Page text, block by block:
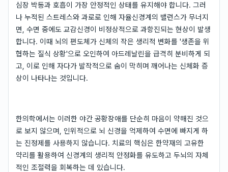
심장 박동과 호흡이 가장 안정적인 상태를 유지해야 합니다. 그러
나 누적된 스트레스와 과로로 인해 자율신경계의 밸런스가 무너지
면, 수면 중에도 교감신경이 비정상적으로 과항진되는 현상이 발생
합니다. 이때 뇌의 편도체가 신체의 작은 생리적 변화를 '생존을 위
협하는 질식 상황'으로 오인하여 아드레날린을 급격히 분비하게 되
고, 이로 인해 자다가 발작적으로 숨이 막히며 깨어나는 신체화 증
상이 나타나는 것입니다.
한의학에서는 이러한 야간 공황장애를 단순히 마음이 약해진 것으
로 보지 않으며, 인위적으로 뇌 신경을 억제하여 수면에 빠지게 하
는 진정제를 사용하지 않습니다. 치료의 핵심은 한약재의 고유한
약리를 활용하여 신경계의 생리적 안정화를 유도하고 두뇌의 자체
적인 조절력을 회복하는 데 있습니다.